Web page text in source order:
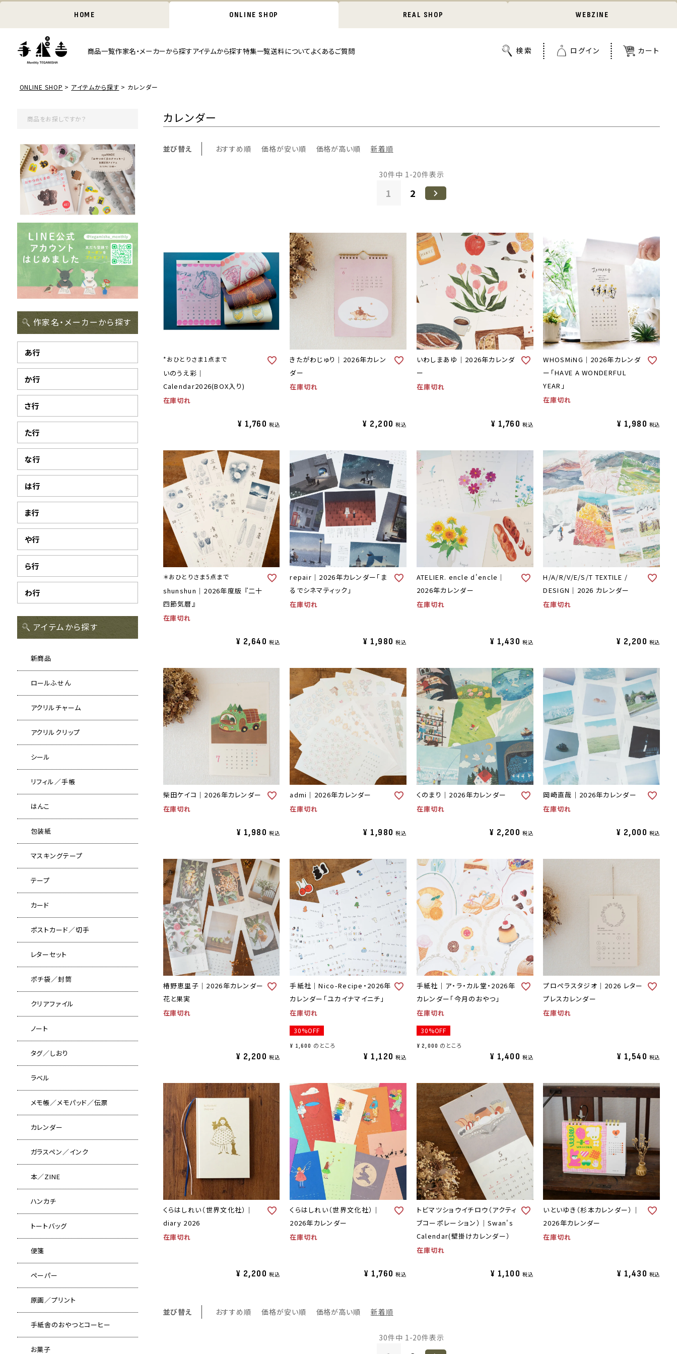
HOME ONLINE SHOP REAL SHOP WEBZINE
商品一覧作家名・メーカーから探すアイテムから探す特集一覧送料についてよくあるご質問
ONLINE SHOP アイテムから探す カレンダー
作家名・メーカーから探す
あ行
か行
さ行
た行
な行
は行
ま行
や行
ら行
わ行
アイテムから探す
新商品
ロールふせん
アクリルチャーム
アクリルクリップ
シール
リフィル／手帳
はんこ
包装紙
マスキングテープ
テープ
カード
ポストカード／切手
レターセット
ポチ袋／封筒
クリアファイル
ノート
タグ／しおり
ラベル
メモ帳／メモパッド／伝票
カレンダー
ガラスペン／インク
本／ZINE
ハンカチ
トートバッグ
便箋
ペーパー
原画／プリント
手紙舎のおやつとコーヒー
お菓子
カレンダー
並び替え おすすめ順 価格が安い順 価格が高い順 新着順
30件中 1-20件表示
1 2
*おひとりさま1点まで
いのうえ彩｜
Calendar2026(BOX入り)
在庫切れ
¥ 1,760 税込
きたがわじゅり｜2026年カレン
ダー
在庫切れ
¥ 2,200 税込
いわしまあゆ｜2026年カレンダ
ー
在庫切れ
¥ 1,760 税込
WHOSMiNG｜2026年カレンダ
ー「HAVE A WONDERFUL
YEAR」
在庫切れ
¥ 1,980 税込
＊おひとりさま5点まで
shunshun｜2026年度版 『二十
四節気暦』
在庫切れ
¥ 2,640 税込
repair｜2026年カレンダー「ま
るでシネマティック」
在庫切れ
¥ 1,980 税込
ATELIER. encle d'encle｜
2026年カレンダー
在庫切れ
¥ 1,430 税込
H/A/R/V/E/S/T TEXTILE /
DESIGN｜2026 カレンダー
在庫切れ
¥ 2,200 税込
柴田ケイコ｜2026年カレンダー
在庫切れ
¥ 1,980 税込
admi｜2026年カレンダー
在庫切れ
¥ 1,980 税込
くのまり｜2026年カレンダー
在庫切れ
¥ 2,200 税込
岡崎直哉｜2026年カレンダー
在庫切れ
¥ 2,000 税込
椿野恵里子｜2026年カレンダー
花と果実
在庫切れ
¥ 2,200 税込
手紙社｜Nico-Recipe・2026年
カレンダー「ユカイナマイニチ」
在庫切れ
30%OFF
¥ 1,600 のところ
¥ 1,120 税込
手紙社｜ア・ラ・カル堂・2026年
カレンダー「今月のおやつ」
在庫切れ
30%OFF
¥ 2,000 のところ
¥ 1,400 税込
プロペラスタジオ｜2026 レター
プレスカレンダー
在庫切れ
¥ 1,540 税込
くらはしれい（世界文化社）｜
diary 2026
在庫切れ
¥ 2,200 税込
くらはしれい（世界文化社）｜
2026年カレンダー
在庫切れ
¥ 1,760 税込
トビマツショウイチロウ（アクティ
ブコーポレーション）｜Swan's
Calendar(壁掛けカレンダー）
在庫切れ
¥ 1,100 税込
いといゆき（杉本カレンダー）｜
2026年カレンダー
在庫切れ
¥ 1,430 税込
並び替え おすすめ順 価格が安い順 価格が高い順 新着順
30件中 1 -20件表示